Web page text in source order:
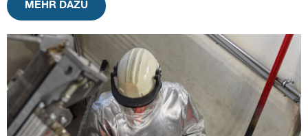
MEHR DAZU